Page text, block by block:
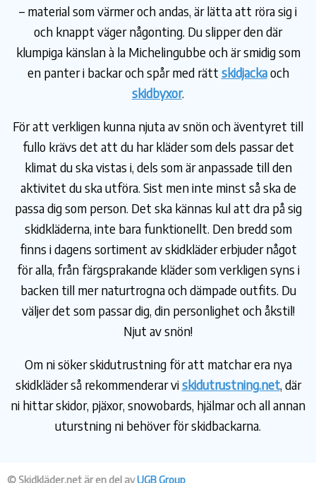
– material som värmer och andas, är lätta att röra sig i
och knappt väger någonting. Du slipper den där
klumpiga känslan à la Michelingubbe och är smidig som
en panter i backar och spår med rätt skidjackaoch
skidbyxor.
För att verkligen kunna njuta av snön och äventyret till
fullo krävs det att du har kläder som dels passar det
klimat du ska vistas i, dels som är anpassade till den
aktivitet du ska utföra. Sist men inte minst så ska de
passa dig som person. Det ska kännas kul att dra på sig
skidkläderna, inte bara funktionellt. Den bredd som
finns i dagens sortiment av skidkläder erbjuder något
för alla, från färgsprakande kläder som verkligen syns i
backen till mer naturtrogna och dämpade outfits. Du
väljer det som passar dig, din personlighet och åkstil!
Njut av snön!
Om ni söker skidutrustning för att matchar era nya
skidkläder så rekommenderar viskidutrustning.net, där
ni hittar skidor, pjäxor, snowobards, hjälmar och all annan
uturstning ni behöver för skidbackarna.
© Skidkläder.net är en del avUGB Group